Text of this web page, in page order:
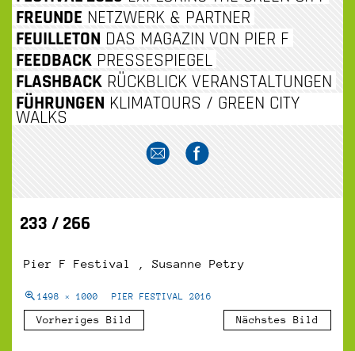
FREUNDE NETZWERK & PARTNER
FEUILLETON DAS MAGAZIN VON PIER F
FEEDBACK PRESSESPIEGEL
FLASHBACK RÜCKBLICK VERANSTALTUNGEN
FÜHRUNGEN KLIMATOURS / GREEN CITY
WALKS
233 / 266
Pier F Festival , Susanne Petry
1498 × 1000 PIER FESTIVAL 2016
Vorheriges Bild Nächstes Bild